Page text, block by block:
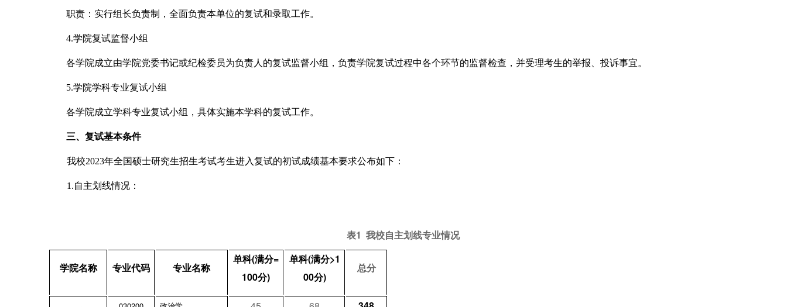
职责：实行组长负责制，全面负责本单位的复试和录取工作。
4.学院复试监督小组
各学院成立由学院党委书记或纪检委员为负责人的复试监督小组，负责学院复试过程中各个环节的监督检查，并受理考生的举报、投诉事宜。
5.学院学科专业复试小组
各学院成立学科专业复试小组，具体实施本学科的复试工作。
三、复试基本条件
我校2023年全国硕士研究生招生考试考生进入复试的初试成绩基本要求公布如下：
1.自主划线情况：
表1 我校自主划线专业情况
学院名称 专业代码 专业名称
单科(满分=
100分)
单科(满分>1
00分)
总分